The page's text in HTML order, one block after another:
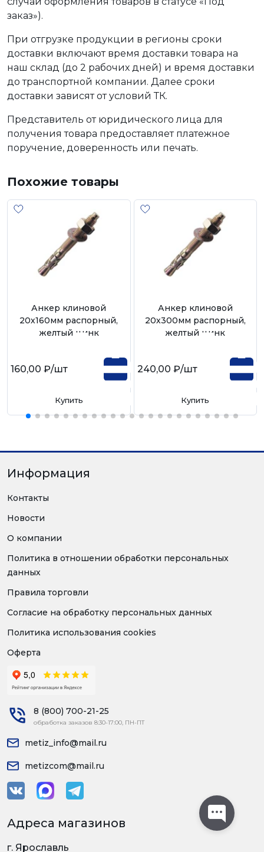
заказ»).
При отгрузке продукции в регионы сроки
доставки включают время доставки товара на
наш склад (до 2 рабочих дней) и время доставки
до транспортной компании. Далее сроки
доставки зависят от условий ТК.
Представитель от юридического лица для
получения товара предоставляет платежное
поручение, доверенность или печать.
Похожие товары
Анкер клиновой
20х160мм распорный,
желтый цинк
160,00 ₽/шт
Купить
Анкер клиновой
20х300мм распорный,
желтый цинк
240,00 ₽/шт
Купить
Информация
Контакты
Новости
О компании
Политика в отношении обработки персональных
данных
Правила торговли
Согласие на обработку персональных данных
Политика использования cookies
Оферта
8 (800) 700-21-25
обработка заказов 8:30-17:00, ПН-ПТ
metiz_info@mail.ru
metizcom@mail.ru
Адреса магазинов
г. Ярославль